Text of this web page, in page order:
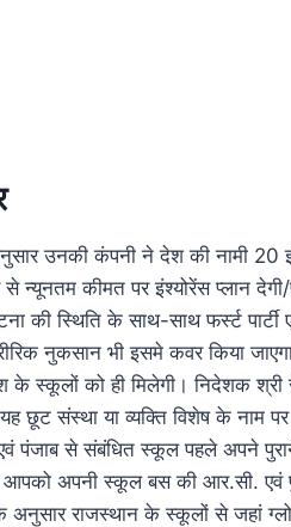
उनकी कंपनी ने देश की नामी 20
कीमत पर इंश्योरेंस प्लान
की स्थिति के साथ-साथ फर्स्ट
नुकसान भी इसमे कवर किया
के स्कूलों को ही मिलेगी। निदेशक
छूट संस्था या व्यक्ति विशेष के नाम
एवं पंजाब से संबंधित स्कूल पहले अपने
अपनी स्कूल बस की आर.सी. एवं
अनुसार राजस्थान के स्कूलों से जहां